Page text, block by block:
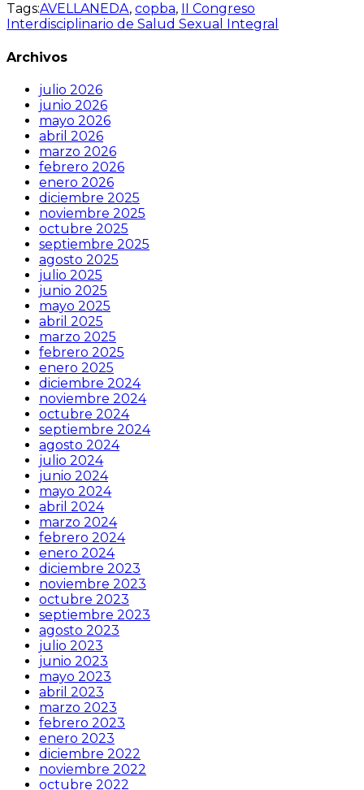
Tags:AVELLANEDA, copba,
II Congreso
Interdisciplinario de Salud Sexual Integral
Archivos
julio 2026
junio 2026
mayo 2026
abril 2026
marzo 2026
febrero 2026
enero 2026
diciembre 2025
noviembre 2025
octubre 2025
septiembre 2025
agosto 2025
julio 2025
junio 2025
mayo 2025
abril 2025
marzo 2025
febrero 2025
enero 2025
diciembre 2024
noviembre 2024
octubre 2024
septiembre 2024
agosto 2024
julio 2024
junio 2024
mayo 2024
abril 2024
marzo 2024
febrero 2024
enero 2024
diciembre 2023
noviembre 2023
octubre 2023
septiembre 2023
agosto 2023
julio 2023
junio 2023
mayo 2023
abril 2023
marzo 2023
febrero 2023
enero 2023
diciembre 2022
noviembre 2022
octubre 2022